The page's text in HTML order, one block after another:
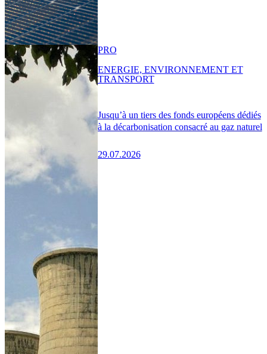
Jusqu’à un tiers des fonds européens dédiés
à la décarbonisation consacré au gaz naturel
29.07.2026
PRO
ENERGIE, ENVIRONNEMENT ET
TRANSPORT